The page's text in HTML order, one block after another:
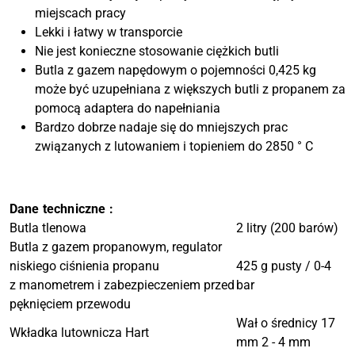
miejscach pracy
Lekki i łatwy w transporcie
Nie jest konieczne stosowanie ciężkich butli
Butla z gazem napędowym o pojemności 0,425 kg
może być uzupełniana z większych butli z propanem za
pomocą adaptera do napełniania
Bardzo dobrze nadaje się do mniejszych prac
związanych z lutowaniem i topieniem do 2850 ° C
Dane techniczne :
Butla tlenowa
2 litry (200 barów)
Butla z gazem propanowym, regulator
niskiego ciśnienia propanu
z manometrem i zabezpieczeniem przed
pęknięciem przewodu
425 g pusty / 0-4
bar
Wkładka lutownicza Hart
Wał o średnicy 17
mm 2 - 4 mm